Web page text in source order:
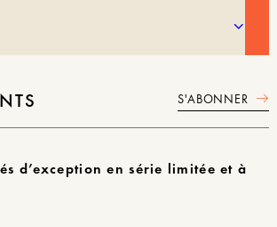
S'ABONNER
d’exception en série limitéeet à